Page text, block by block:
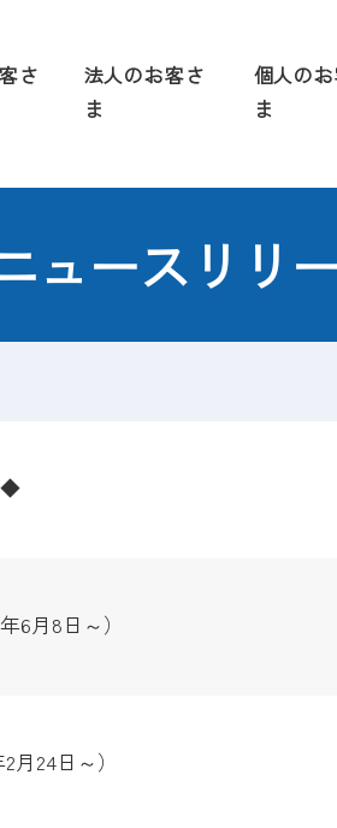
さ
法人のお客さ
ま
個人の
ま
ュースリリ
6月8日～）
24日～）